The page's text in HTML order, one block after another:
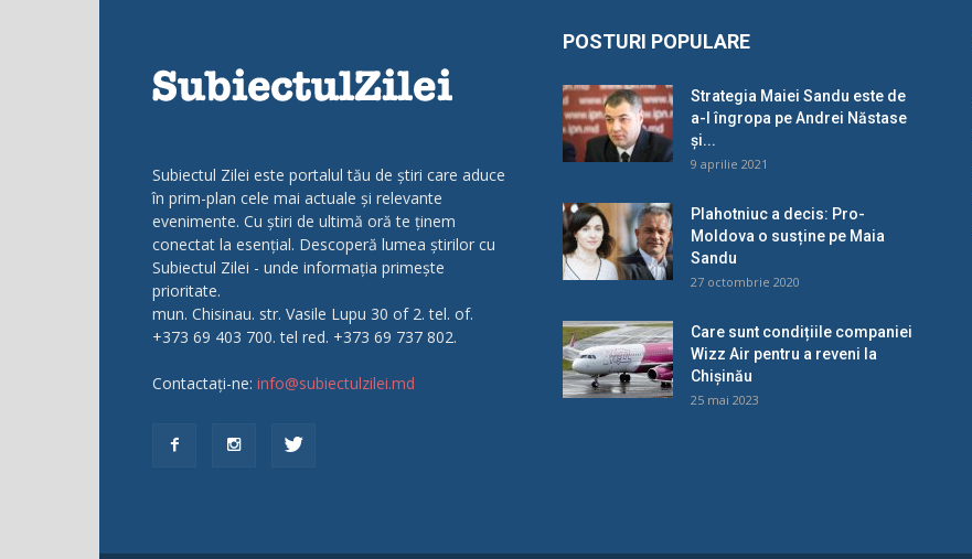
Subiectul Zilei este portalul tău de știri care aduce
în prim-plan cele mai actuale și relevante
evenimente. Cu știri de ultimă oră te ținem
conectat la esențial. Descoperă lumea știrilor cu
Subiectul Zilei - unde informația primește
prioritate.
mun. Chisinau. str. Vasile Lupu 30 of 2. tel. of.
+373 69 403 700. tel red. +373 69 737 802.
Contactați-ne: info@subiectulzilei.md
POSTURI POPULARE
Strategia Maiei Sandu este de
a-l îngropa pe Andrei Năstase
și...
9 aprilie 2021
Plahotniuc a decis: Pro-
Moldova o susține pe Maia
Sandu
27 octombrie 2020
Care sunt condițiile companiei
Wizz Air pentru a reveni la
Chișinău
25 mai 2023